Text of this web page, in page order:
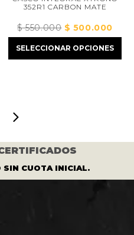
MATE
precio
original
500.000El
precio
actual
OPCIONES
CASCO
$320.000
SIN CUOTA INICIAL.